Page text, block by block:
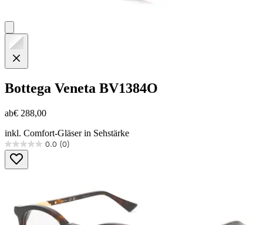
Bottega Veneta BV1384O
ab€ 288,00
inkl. Comfort-Gläser in Sehstärke
0.0 (0)
0.0
von
5